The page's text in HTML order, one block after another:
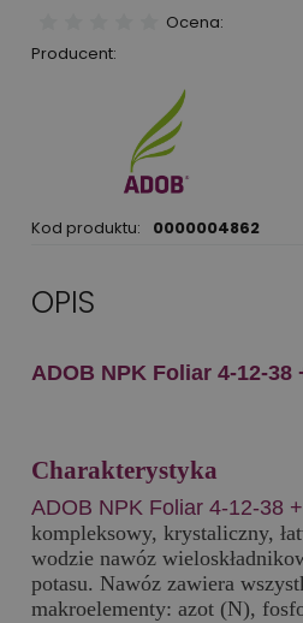
Ocena:
Producent:
Kod produktu: 0000004862
OPIS
ADOB NPK Foliar 4-12-38
Charakterystyka
ADOB NPK Foliar 4-12-38
kompleksowy, krystaliczny,
wodzie nawóz
potasu. Nawóz zawiera
makroelementy: azot (N),